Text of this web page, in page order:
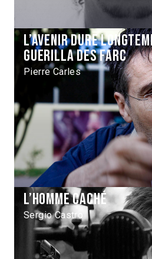
L’avenir dure
guerilla des FARC
Pierre Carles
L’homme caché
Sergio Castro